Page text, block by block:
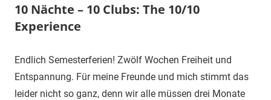
10 Nächte – 10 Clubs: The 10/10
Experience
Endlich Semesterferien! Zwölf Wochen Freiheit und
Entspannung. Für meine Freunde und mich stimmt das
leider nicht so ganz, denn wir alle müssen drei Monate